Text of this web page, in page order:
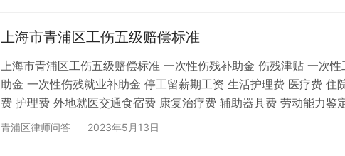
上海市青浦区工伤六级赔偿标准…
上海市青浦区工伤五级赔偿标准
上海市青浦区工伤五级赔偿标准 一次性伤残补助金 伤残津贴 一次
助金 一次性伤残就业补助金 停工留薪期工资 生活护理费 医疗费 住
费 护理费 外地就医交通食宿费 康复治疗费 辅助器具费 劳动能力鉴
1，2021年本市全口径城镇单位就业人员平均工资为136757元，月平
青浦区律师问答 2023年5月13日